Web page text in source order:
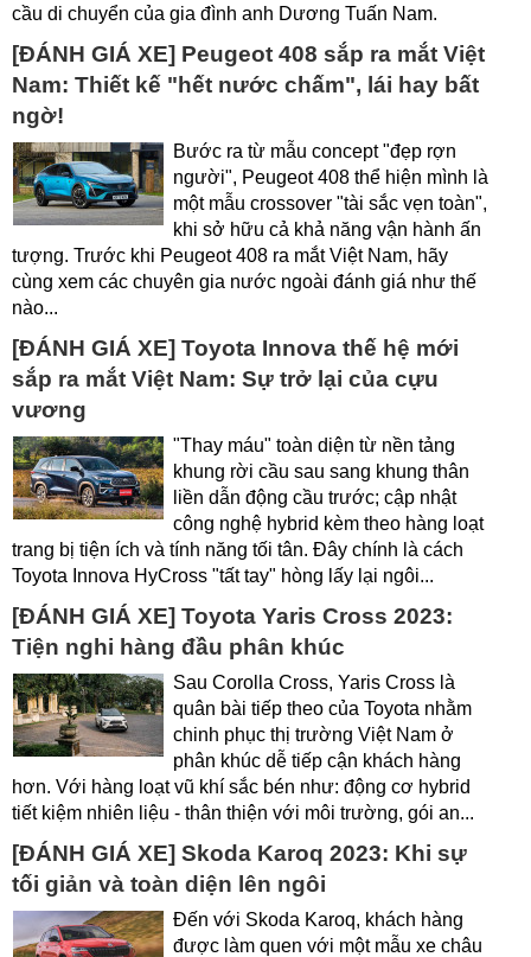
cầu di chuyển của gia đình anh Dương Tuấn Nam.
[ĐÁNH GIÁ XE] Peugeot 408 sắp ra mắt Việt
Nam: Thiết kế "hết nước chấm", lái hay bất
ngờ!
Bước ra từ mẫu concept "đẹp rợn
người", Peugeot 408 thể hiện mình là
một mẫu crossover "tài sắc vẹn toàn",
khi sở hữu cả khả năng vận hành ấn
tượng. Trước khi Peugeot 408 ra mắt Việt Nam, hãy
cùng xem các chuyên gia nước ngoài đánh giá như thế
nào...
[ĐÁNH GIÁ XE] Toyota Innova thế hệ mới
sắp ra mắt Việt Nam: Sự trở lại của cựu
vương
"Thay máu" toàn diện từ nền tảng
khung rời cầu sau sang khung thân
liền dẫn động cầu trước; cập nhật
công nghệ hybrid kèm theo hàng loạt
trang bị tiện ích và tính năng tối tân. Đây chính là cách
Toyota Innova HyCross "tất tay" hòng lấy lại ngôi...
[ĐÁNH GIÁ XE] Toyota Yaris Cross 2023:
Tiện nghi hàng đầu phân khúc
Sau Corolla Cross, Yaris Cross là
quân bài tiếp theo của Toyota nhằm
chinh phục thị trường Việt Nam ở
phân khúc dễ tiếp cận khách hàng
hơn. Với hàng loạt vũ khí sắc bén như: động cơ hybrid
tiết kiệm nhiên liệu - thân thiện với môi trường, gói an...
[ĐÁNH GIÁ XE] Skoda Karoq 2023: Khi sự
tối giản và toàn diện lên ngôi
Đến với Skoda Karoq, khách hàng
được làm quen với một mẫu xe châu